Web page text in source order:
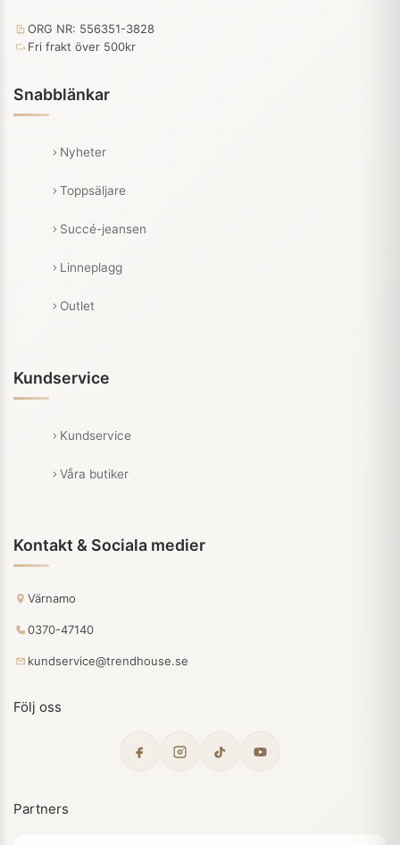
ORG NR: 556351-3828
Fri frakt över 500kr
Snabblänkar
Nyheter
Toppsäljare
Succé-jeansen
Linneplagg
Outlet
Kundservice
Kundservice
Våra butiker
Kontakt & Sociala medier
Värnamo
0370-47140
kundservice@trendhouse.se
Följ oss
Partners